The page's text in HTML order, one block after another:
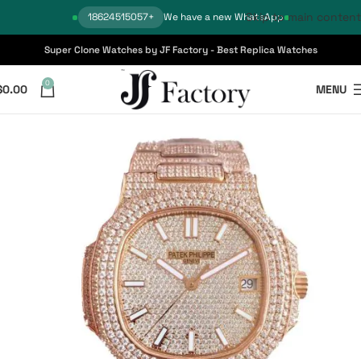
We have a new WhatsApp
+18624515057 Skip to main content
Super Clone Watches by JF Factory - Best Replica Watches
MENU
0
0.00